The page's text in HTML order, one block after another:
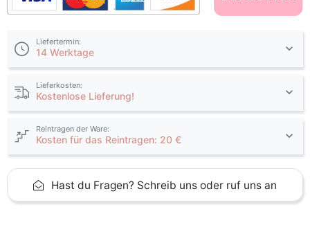
Liefertermin:
14 Werktage
Lieferkosten:
Kostenlose Lieferung!
Reintragen der Ware:
Kosten für das Reintragen: 20 €
Hast du Fragen? Schreib uns oder ruf uns an